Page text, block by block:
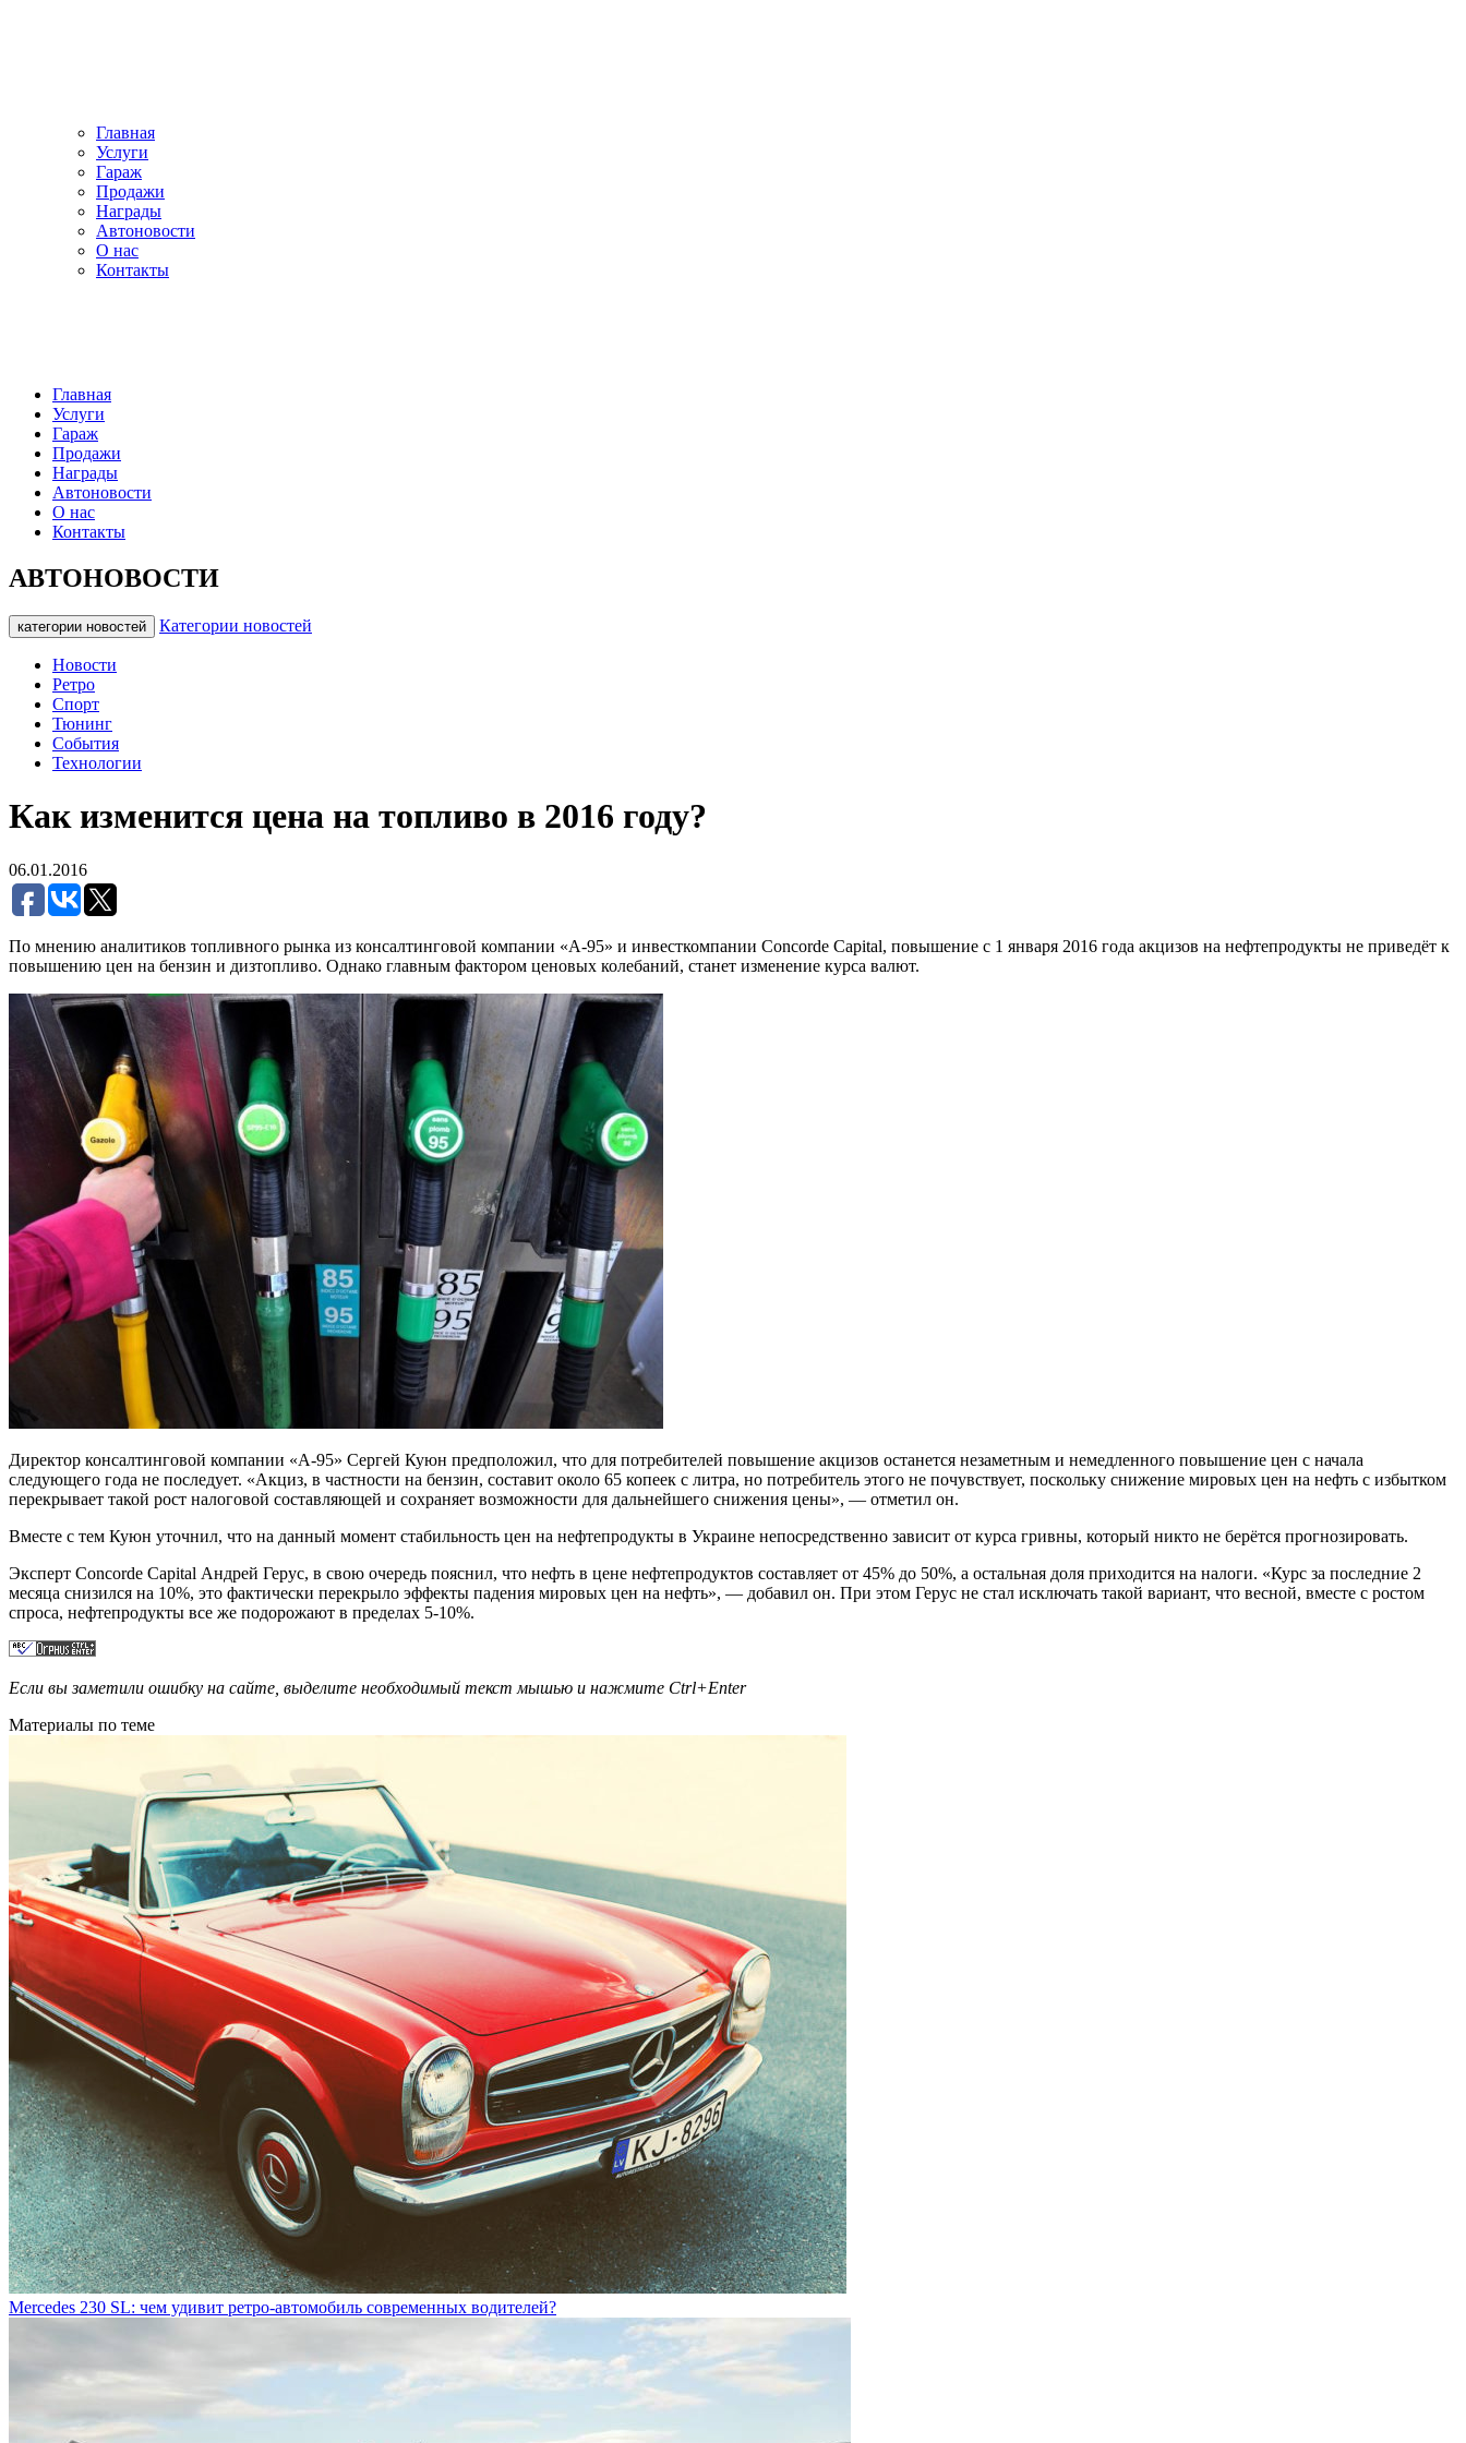
Главная
Услуги
Гараж
Продажи
Награды
Автоновости
О нас
Контакты
Главная
Услуги
Гараж
Продажи
Награды
Автоновости
О нас
Контакты
АВТОНОВОСТИ
категории новостей Категории новостей
Новости
Ретро
Спорт
Тюнинг
События
Технологии
Как изменится цена на топливо в 2016 году?
06.01.2016
По мнению аналитиков топливного рынка из консалтинговой компании «А-95» и инвесткомпании Concorde Capital, повышение с 1 января 2016 года акцизов на нефтепродукты не приведёт к
повышению цен на бензин и дизтопливо. Однако главным фактором ценовых колебаний, станет изменение курса валют.
Директор консалтинговой компании «А-95» Сергей Куюн предположил, что для потребителей повышение акцизов останется незаметным и немедленного повышение цен с начала
следующего года не последует. «Акциз, в частности на бензин, составит около 65 копеек с литра, но потребитель этого не почувствует, поскольку снижение мировых цен на нефть с избытком
перекрывает такой рост налоговой составляющей и сохраняет возможности для дальнейшего снижения цены», — отметил он.
Вместе с тем Куюн уточнил, что на данный момент стабильность цен на нефтепродукты в Украине непосредственно зависит от курса гривны, который никто не берётся прогнозировать.
Эксперт Concorde Capital Андрей Герус, в свою очередь пояснил, что нефть в цене нефтепродуктов составляет от 45% до 50%, а остальная доля приходится на налоги. «Курс за последние 2
месяца снизился на 10%, это фактически перекрыло эффекты падения мировых цен на нефть», — добавил он. При этом Герус не стал исключать такой вариант, что весной, вместе с ростом
спроса, нефтепродукты все же подорожают в пределах 5-10%.
Если вы заметили ошибку на сайте, выделите необходимый текст мышью и нажмите Ctrl+Enter
Материалы по теме
Mercedes 230 SL: чем удивит ретро-автомобиль современных водителей?